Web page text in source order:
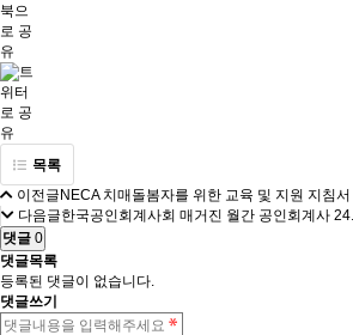
목록
이전글 NECA 치매돌봄자를 위한 교육 및 지원 지침서
다음글한국공인회계사회 매거진 월간 공인회계사
댓글 0
댓글목록
등록된 댓글이 없습니다.
댓글쓰기